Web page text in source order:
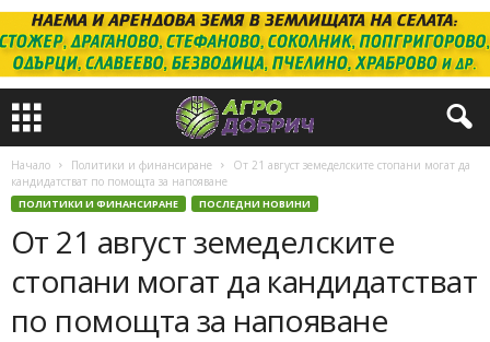
Начало Политики и финансиране
От 21 август земеделските стопани могат да
кандидатстват по помощта за напояване
ПОЛИТИКИ И ФИНАНСИРАНЕ ПОСЛЕДНИ НОВИНИ
От 21 август земеделските
стопани могат да кандидатстват
по помощта за напояване